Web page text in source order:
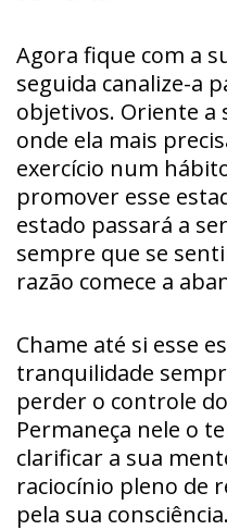
Agora fique com a
seguida canalize-a
objetivos. Oriente a
onde ela mais
exercício num
promover esse
estado passará a
sempre que se
razão comece a
Chame até si esse
tranquilidade
perder o controle
Permaneça nele o
clarificar a sua
raciocínio pleno de
pela sua consciência.